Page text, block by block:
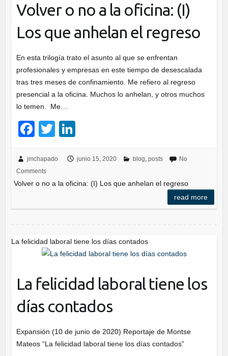
Volver o no a la oficina: (I)
Los que anhelan el regreso
En esta trilogía trato el asunto al que se enfrentan
profesionales y empresas en este tiempo de desescalada
tras tres meses de confinamiento. Me refiero al regreso
presencial a la oficina. Muchos lo anhelan, y otros muchos
lo temen. Me…
F
c
e
o
k
T
tt
er
k
e
n
jmchapado junio 15, 2020 blog, posts
No
Comments
Volver o no a la oficina: (I) Los que anhelan el regreso
read more
La felicidad laboral tiene los días contados
La felicidad laboral tiene los
días contados
Expansión (10 de junio de 2020) Reportaje de Montse
Mateos “La felicidad laboral tiene los días contados”